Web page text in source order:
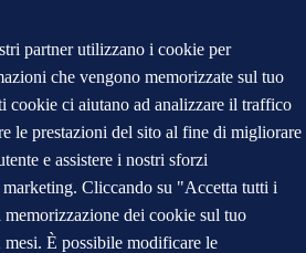
partner utilizzano i cookie per
che vengono memorizzate sul tuo
cookie ci aiutano ad analizzare il traffico
le prestazioni del sito al fine di migliorare
e assistere i nostri sforzi
Cliccando su "Accetta tutti i
dei cookie sul tuo
È possibile modificare le